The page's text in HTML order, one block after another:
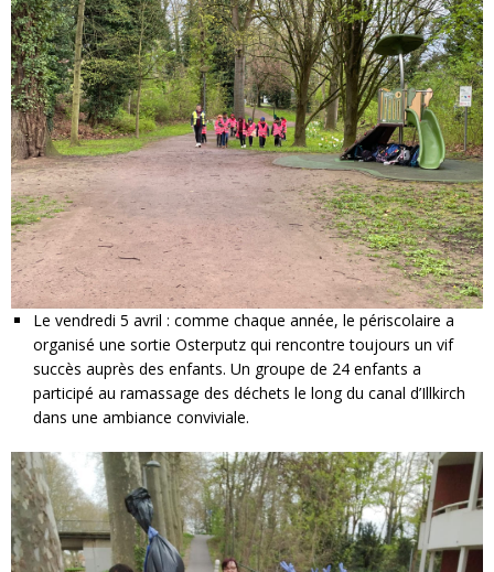
Le vendredi 5 avril : comme chaque année, le périscolaire a
organisé une sortie Osterputz qui rencontre toujours un vif
succès auprès des enfants. Un groupe de 24 enfants a
participé au ramassage des déchets le long du canal d’Illkirch
dans une ambiance conviviale.